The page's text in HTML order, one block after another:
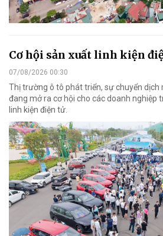
Cơ hội sản xuất linh kiện
07/08/2026 00:30
Thị trường ô tô phát triển, sự chuyển dịch
đang mở ra cơ hội cho các doanh nghiệp
linh kiện điện tử.